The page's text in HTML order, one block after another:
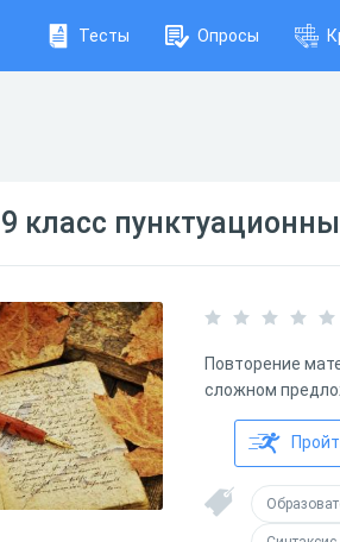
Тесты Опросы
9 класс
Повторение
сложном